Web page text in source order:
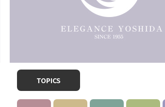
TOPICS